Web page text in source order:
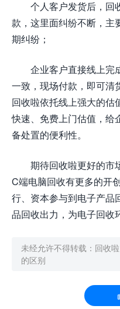
个人客户发货后，回
款，这里面纠纷不断，主
期纠纷；
企业客户直接线上完
一致，现场付款，即可清
回收啦依托线上强大的估
快速、免费上门估值，给
备处置的便利性。
期待回收啦更好的市
C端电脑回收有更多的开
行、资本参与到电子产品
品回收出力，为电子回收
未经允许不得转载： 回收啦
的区别